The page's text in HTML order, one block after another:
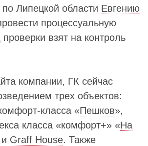
Липецкой области Евгению
процессуальную
взят на контроль
компании, ГК сейчас
трех объектов:
класса «Пешков»,
класса «комфорт+» «На
Graff House. Также